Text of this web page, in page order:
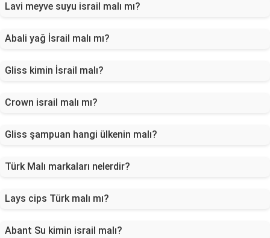
Lavi meyve suyu israil malı mı?
Abali yağ İsrail malı mı?
Gliss kimin İsrail malı?
Crown israil malı mı?
Gliss şampuan hangi ülkenin malı?
Türk Malı markaları nelerdir?
Lays cips Türk malı mı?
Abant Su kimin israil malı?